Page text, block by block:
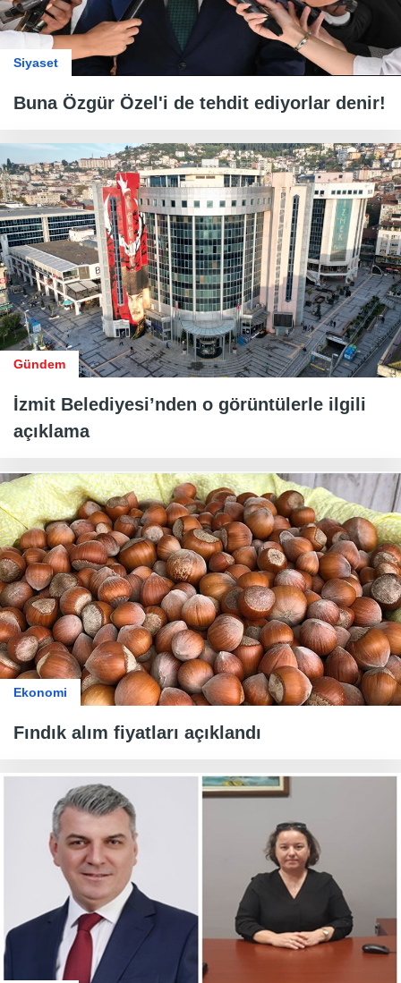
Siyaset
Buna Özgür Özel'i de tehdit ediyorlar denir!
Gündem
İzmit Belediyesi’nden o görüntülerle ilgili
açıklama
Ekonomi
Fındık alım fiyatları açıklandı